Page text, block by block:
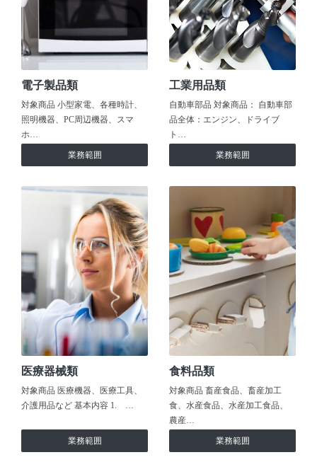
電子製品類
対象商品 小型家電、各種時計、
照明機器、PC周辺機器、スマ
ホ…
業務範囲
工業用品類
自動車部品 対象商品： 自動車部
品全体：エンジン、ドライブ
ト…
業務範囲
医療器械類
対象商品 医療機器、医療工具、
介護用品など 基本内容 1. …
業務範囲
食料品類
対象商品 畜産食品、畜産加工
食、水産食品、水産加工食品、
農産…
業務範囲